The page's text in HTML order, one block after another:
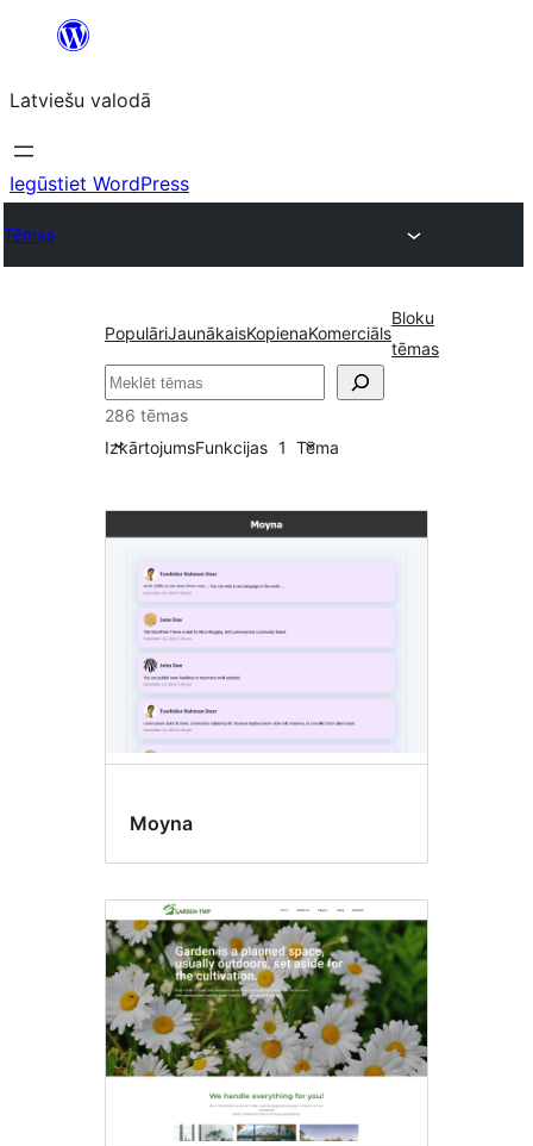
Pāriet
saturu
Latviešu valodā
Iegūstiet WordPress
Tēmas
PopulāriJaunākaisKopienaKomerciāls
Bloku
tēmas
Meklēt
286 tēmas
IzkārtojumsFunkcijas 1 Tēma
Mikroformāti
Moyna